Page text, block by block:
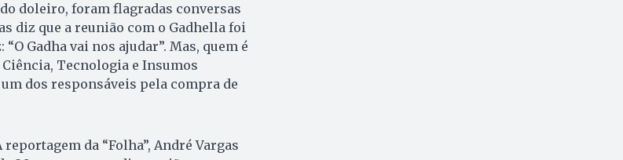
doleiro, foram flagradas conversas
diz que a reunião com o Gadhella foi
Gadha vai nos ajudar”. Mas, quem é
Ciência, Tecnologia e Insumos
dos responsáveis pela compra de
da “Folha”, André Vargas